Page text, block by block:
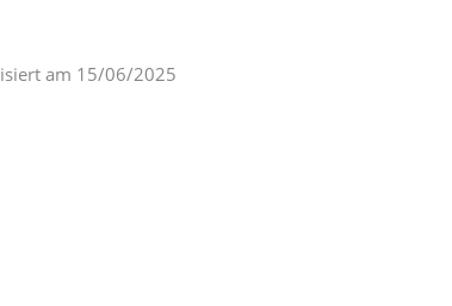
am 15/06/2025